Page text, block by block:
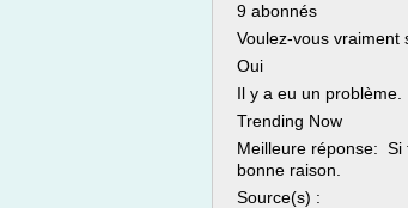
9 abonnés
Voulez-vous vraiment
Oui
Il y a eu un problème.
Trending Now
Meilleure réponse: Si
bonne raison.
Source(s) :